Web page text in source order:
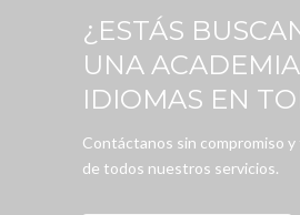
¿ESTÁS
UNA
IDIOMAS EN
Contáctanos sin compromiso
de todos nuestros servicios.